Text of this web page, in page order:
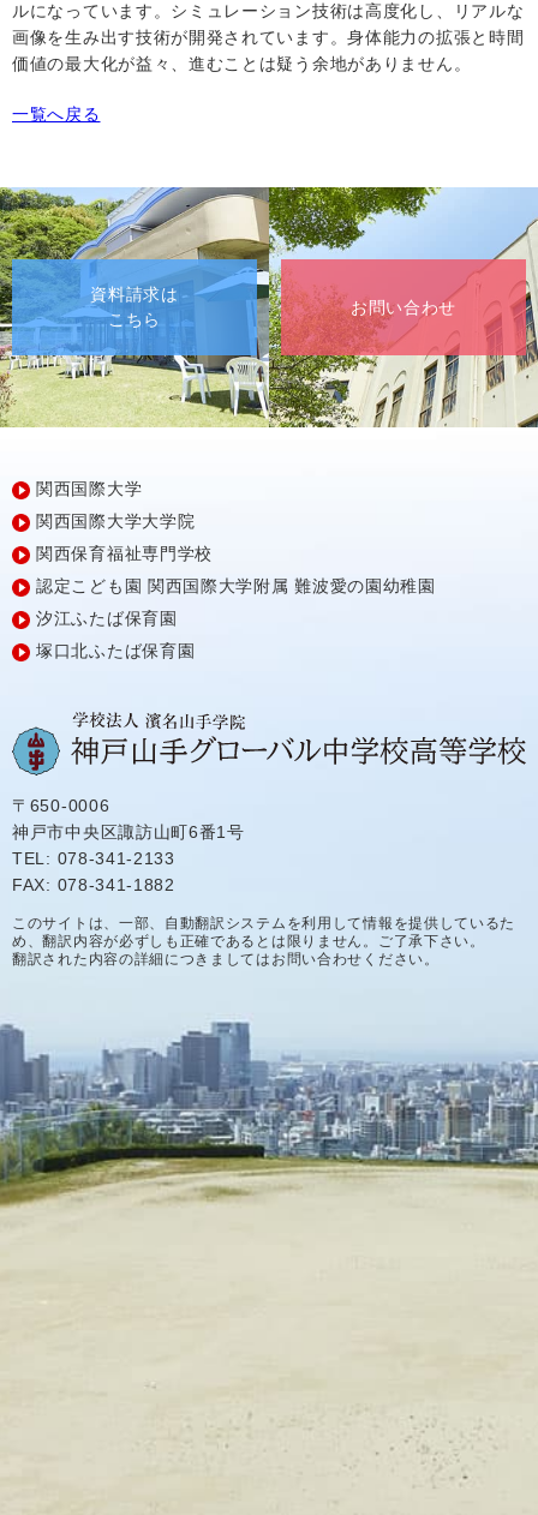
ルになっています。シミュレーション技術は高度化し、リアルな
画像を生み出す技術が開発されています。身体能力の拡張と時間
価値の最大化が益々、進むことは疑う余地がありません。
一覧へ戻る
資料請求は
こちら
お問い合わせ
関西国際大学
関西国際大学大学院
関西保育福祉専門学校
認定こども園 関西国際大学附属 難波愛の園幼稚園
汐江ふたば保育園
塚口北ふたば保育園
〒650-0006
神戸市中央区諏訪山町6番1号
TEL: 078-341-2133
FAX: 078-341-1882
このサイトは、一部、自動翻訳システムを利用して情報を提供しているた
め、翻訳内容が必ずしも正確であるとは限りません。ご了承下さい。
翻訳された内容の詳細につきましてはお問い合わせください。